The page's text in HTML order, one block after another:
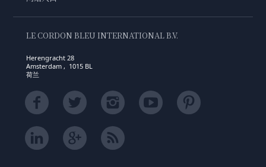
LE CORDON BLEU INTERNATIONAL B.V.
Herengracht 28
Amsterdam , 1015 BL
荷兰